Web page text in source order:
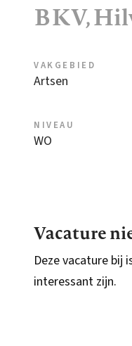
BKV,
VAKGEBIED
Artsen
NIVEAU
WO
Vacature
Deze vacature bij
interessant zijn.